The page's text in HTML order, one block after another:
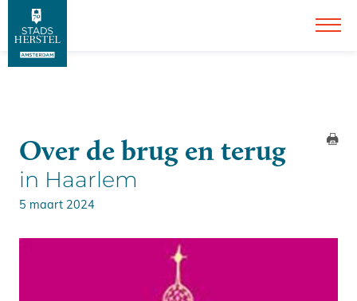
Over de brug en terug
in Haarlem
5 maart 2024